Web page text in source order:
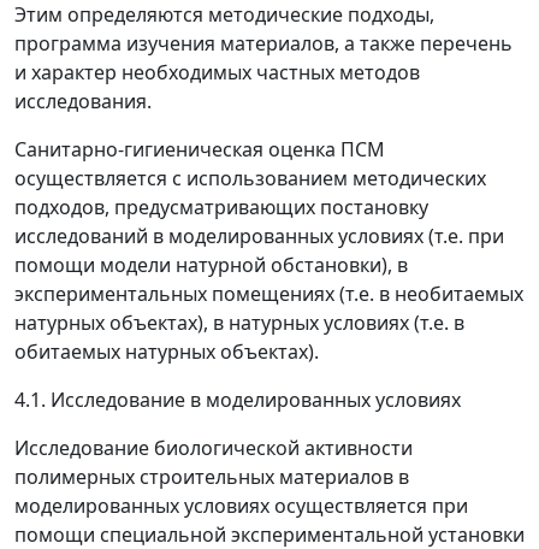
Этим определяются методические подходы,
программа изучения материалов, а также перечень
и характер необходимых частных методов
исследования.
Санитарно-гигиеническая оценка ПСМ
осуществляется с использованием методических
подходов, предусматривающих постановку
исследований в моделированных условиях (т.е. при
помощи модели натурной обстановки), в
экспериментальных помещениях (т.е. в необитаемых
натурных объектах), в натурных условиях (т.е. в
обитаемых натурных объектах).
4.1. Исследование в моделированных условиях
Исследование биологической активности
полимерных строительных материалов в
моделированных условиях осуществляется при
помощи специальной экспериментальной установки